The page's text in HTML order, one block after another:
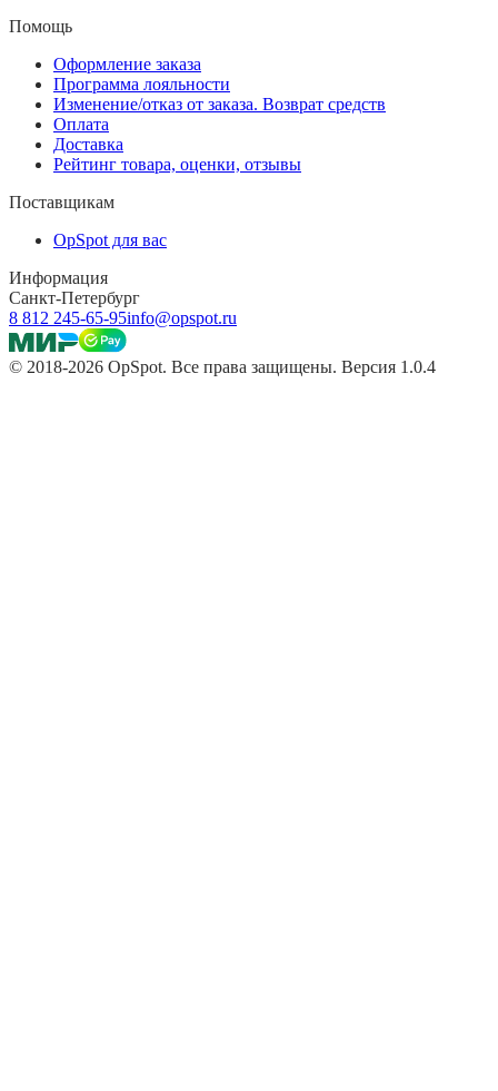
Помощь
Оформление заказа
Программа лояльности
Изменение/отказ от заказа. Возврат средств
Оплата
Доставка
Рейтинг товара, оценки, отзывы
Поставщикам
OpSpot для вас
Информация
Санкт-Петербург
8 812 245-65-95info@opspot.ru
© 2018-2026 OpSpot. Все права защищены. Версия 1.0.4